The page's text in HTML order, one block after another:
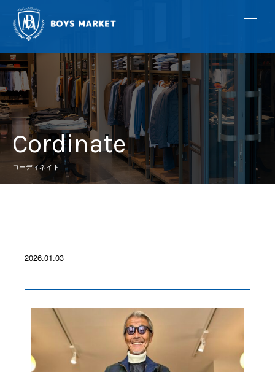
Cordinate
コーディネイト
2026.01.03